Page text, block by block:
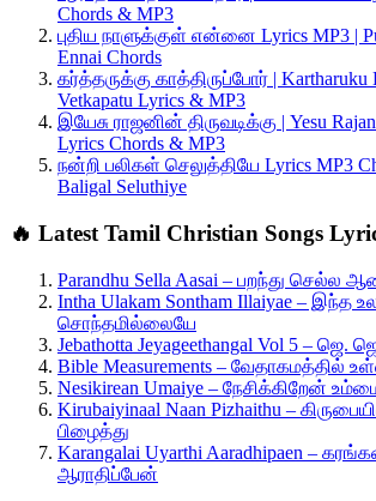
Chords & MP3
புதிய நாளுக்குள் என்னை Lyrics MP3 |
Ennai Chords
கர்த்தருக்கு காத்திருப்போர் | Kartharuku
Vetkapatu Lyrics & MP3
இயேசு ராஜனின் திருவடிக்கு | Yesu
Lyrics Chords & MP3
நன்றி பலிகள் செலுத்தியே Lyrics MP3
Baligal Seluthiye
🔥 Latest Tamil Christian Songs
Parandhu Sella Aasai – பறந்து செல்ல
Intha Ulakam Sontham Illaiyae – இந்த
சொந்தமில்லையே
Jebathotta Jeyageethangal Vol 5 – ஜெ.
Bible Measurements – வேதாகமத்தில்
Nesikirean Umaiye – நேசிக்கிறேன்
Kirubaiyinaal Naan Pizhaithu –
பிழைத்து
Karangalai Uyarthi Aaradhipaen –
ஆராதிப்பேன்